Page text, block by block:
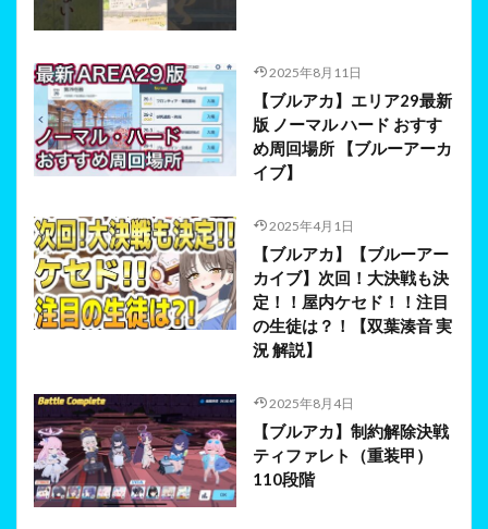
2025年8月11日
【ブルアカ】エリア29最新
版 ノーマル ハード おすす
め周回場所 【ブルーアーカ
イブ】
2025年4月1日
【ブルアカ】【ブルーアー
カイブ】次回！大決戦も決
定！！屋内ケセド！！注目
の生徒は？！【双葉湊音 実
況 解説】
2025年8月4日
【ブルアカ】制約解除決戦
ティファレト（重装甲）
110段階